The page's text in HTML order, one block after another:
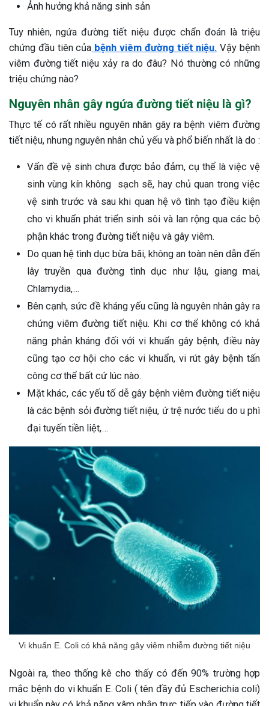
Ảnh hưởng khả năng sinh sản
Tuy nhiên, ngứa đường tiết niệu được chẩn đoán là triệu
chứng đầu tiên của bệnh viêm đường tiết niệu. Vậy bệnh
viêm đường tiết niệu xảy ra do đâu? Nó thường có những
triệu chứng nào?
Nguyên nhân gây ngứa đường tiết niệu là gì?
Thực tế có rất nhiều nguyên nhân gây ra bệnh viêm đường
tiết niệu, nhưng nguyên nhân chủ yếu và phổ biến nhất là do :
Vấn đề vệ sinh chưa được bảo đảm, cụ thể là việc vệ
sinh vùng kín không sạch sẽ, hay chủ quan trong việc
vệ sinh trước và sau khi quan hệ vô tình tạo điều kiện
cho vi khuẩn phát triển sinh sôi và lan rộng qua các bộ
phận khác trong đường tiết niệu và gây viêm.
Do quan hệ tình dục bừa bãi, không an toàn nên dẫn đến
lây truyền qua đường tình dục như lậu, giang mai,
Chlamydia,…
Bên cạnh, sức đề kháng yếu cũng là nguyên nhân gây ra
chứng viêm đường tiết niệu. Khi cơ thể không có khả
năng phản kháng đối với vi khuẩn gây bệnh, điều này
cũng tạo cơ hội cho các vi khuẩn, vi rút gây bệnh tấn
công cơ thể bất cứ lúc nào.
Mặt khác, các yếu tố dễ gây bệnh viêm đường tiết niệu
là các bệnh sỏi đường tiết niệu, ứ trệ nước tiểu do u phì
đại tuyến tiền liệt,…
Vi khuẩn E. Coli có khả năng gây viêm nhiễm đường tiết niệu
Ngoài ra, theo thống kê cho thấy có đến 90% trường hợp
mắc bệnh do vi khuẩn E. Coli ( tên đầy đủ Escherichia coli)